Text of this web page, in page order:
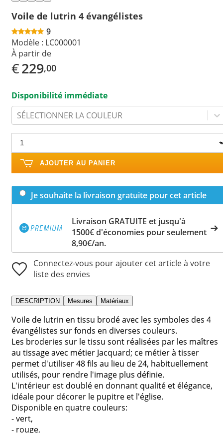
Voile de lutrin 4 évangélistes
9
Modèle : LC000001
À partir de
€229,00
Disponibilité immédiate
SÉLECTIONNER LA COULEUR
AJOUTER AU PANIER
Je souhaite la livraison gratuite pour cet article
Livraison GRATUITE et jusqu'à
1500€ d'économies pour seulement
8,90€/an.
Connectez-vous pour ajouter cet article à votre
liste des envies
DESCRIPTION Mesures Matériaux
Voile de lutrin en tissu brodé avec les symboles des 4
évangélistes sur fonds en diverses couleurs.
Les broderies sur le tissu sont réalisées par les maîtres
au tissage avec métier Jacquard; ce métier à tisser
permet d'utiliser 48 fils au lieu de 24, habituellement
utilisés, pour rendre l'image plus définie.
L'intérieur est doublé en donnant qualité et élégance,
idéale pour décorer le pupitre et l'église.
Disponible en quatre couleurs:
- vert,
- rouge,